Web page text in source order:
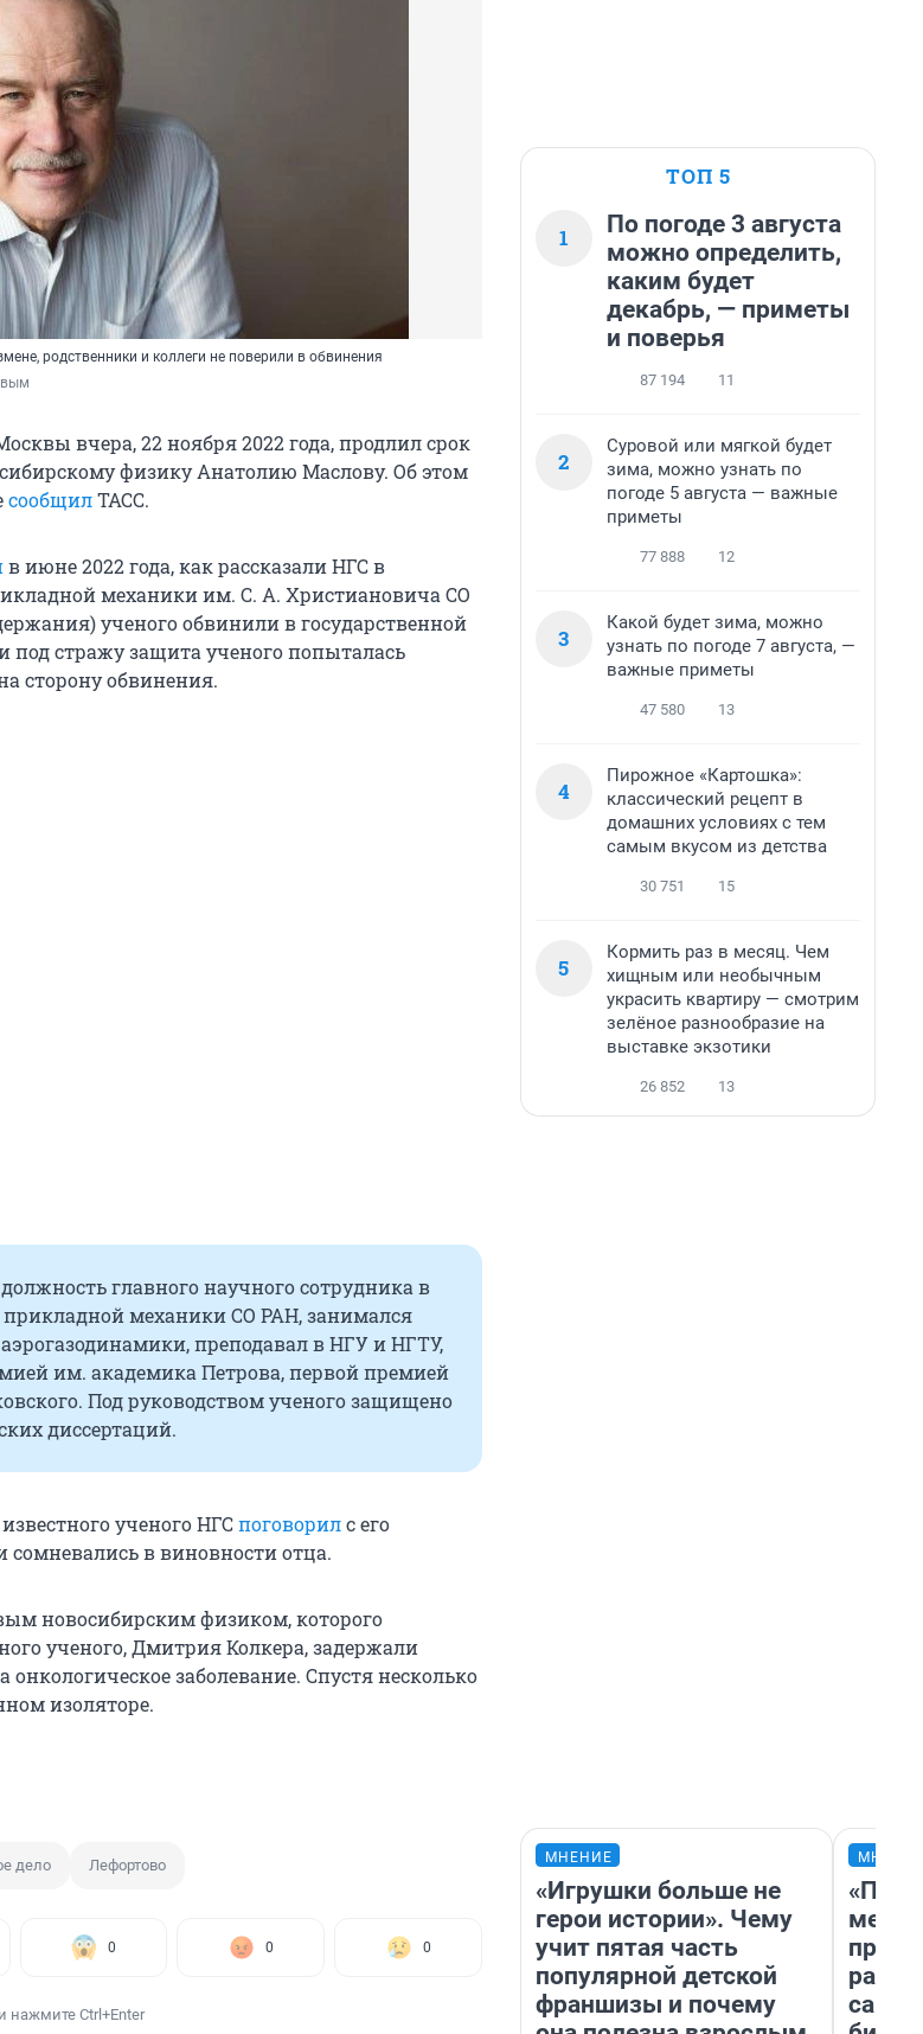
родственники и коллеги не поверили в обвинения
вчера, 22 ноября 2022 года, продлил срок
физику Анатолию Маслову. Об этом
сообщилТАСС.
в июне 2022 года, как рассказали НГС в
механики им. С. А. Христиановича СО
ученого обвинили в государственной
под стражу защита ученого попыталась
сторону обвинения.
главного научного сотрудника в
прикладной механики СО РАН, занимался
преподавал в НГУ и НГТУ,
им. академика Петрова, первой премией
Под руководством ученого защищено
диссертаций.
ученого НГСпоговорилс его
в виновности отца.
новосибирским физиком, которого
ученого, Дмитрия Колкера, задержали
заболевание. Спустя несколько
изоляторе.
дело Лефортово
0 0 0
нажмите Ctrl+Enter
ТОП 5
1
По погоде 3 августа
можно определить,
каким будет
декабрь, — приметы
и поверья
87 194 11
2
Суровой или мягкой будет
зима, можно узнать по
погоде 5 августа — важные
приметы
77 888 12
3
Какой будет зима, можно
узнать по погоде 7 августа, —
важные приметы
47 580 13
4
Пирожное «Картошка»:
классический рецепт в
домашних условиях с тем
самым вкусом из детства
30 751 15
5
Кормить раз в месяц. Чем
хищным или необычным
украсить квартиру — смотрим
зелёное разнообразие на
выставке экзотики
26 852 13
МНЕНИЕ
«Игрушки больше не
герои истории». Чему
учит пятая часть
популярной детской
франшизы и почему